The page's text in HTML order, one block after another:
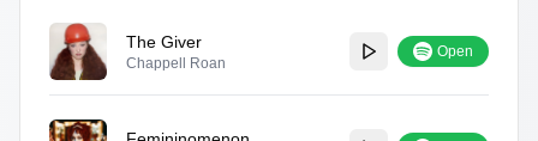
The Giver
Chappell Roan
Open